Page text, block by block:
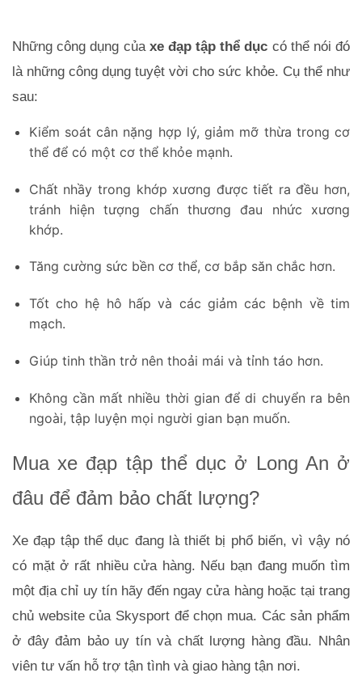
Những công dụng của xe đạp tập thể dục có thể nói đó
là những công dụng tuyệt vời cho sức khỏe. Cụ thể như
sau:
Kiểm soát cân nặng hợp lý, giảm mỡ thừa trong cơ
thể để có một cơ thể khỏe mạnh.
Chất nhầy trong khớp xương được tiết ra đều hơn,
tránh hiện tượng chấn thương đau nhức xương
khớp.
Tăng cường sức bền cơ thể, cơ bắp săn chắc hơn.
Tốt cho hệ hô hấp và các giảm các bệnh về tim
mạch.
Giúp tinh thần trở nên thoải mái và tỉnh táo hơn.
Không cần mất nhiều thời gian để di chuyển ra bên
ngoài, tập luyện mọi người gian bạn muốn.
Mua xe đạp tập thể dục ở Long An ở
đâu để đảm bảo chất lượng?
Xe đạp tập thể dục đang là thiết bị phổ biến, vì vậy nó
có mặt ở rất nhiều cửa hàng. Nếu bạn đang muốn tìm
một địa chỉ uy tín hãy đến ngay cửa hàng hoặc tại trang
chủ website của Skysport để chọn mua. Các sản phẩm
ở đây đảm bảo uy tín và chất lượng hàng đầu. Nhân
viên tư vấn hỗ trợ tận tình và giao hàng tận nơi.